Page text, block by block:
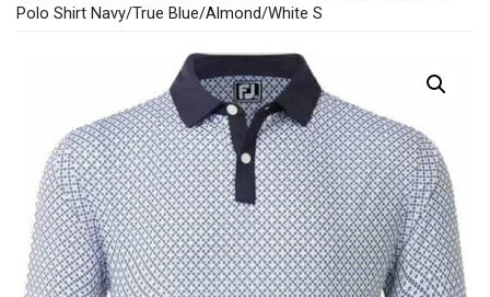
Polo Shirt Navy/True Blue/Almond/White S